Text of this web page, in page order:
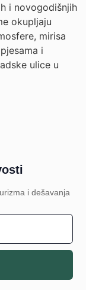
i novogodišnjih
okupljaju
mirisa
i
ulice u
i dešavanja